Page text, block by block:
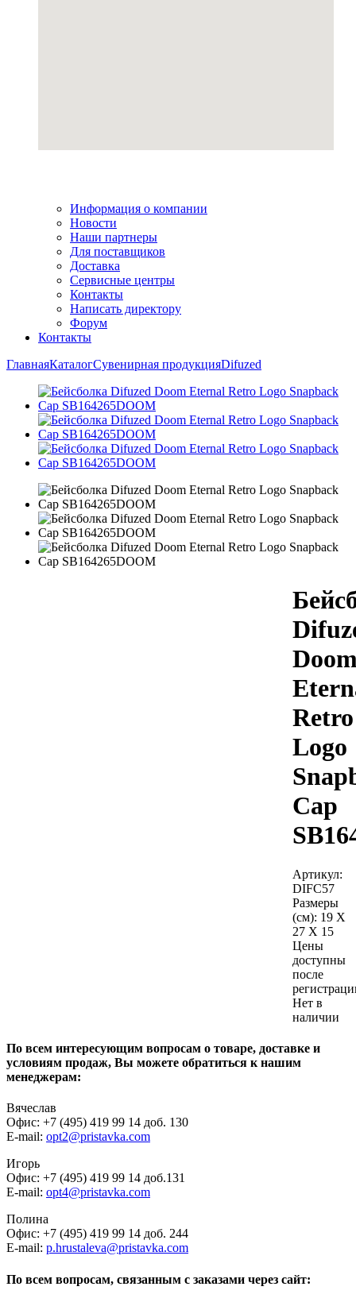
Информация о компании
Новости
Наши партнеры
Для поставщиков
Доставка
Сервисные центры
Контакты
Написать директору
Форум
Контакты
ГлавнаяКаталогСувенирная продукцияDifuzed
Retro
Logo
Cap
Артикул:
DIFC57
Размеры
(см): 19 X
27 X 15
Цены
доступны
после
Нет в
наличии
По всем интересующим вопросам о товаре, доставке и
условиям продаж, Вы можете обратиться к нашим
менеджерам:
Вячеслав
Офис: +7 (495) 419 99 14 доб. 130
E-mail: opt2@pristavka.com
Игорь
Офис: +7 (495) 419 99 14 доб.131
E-mail: opt4@pristavka.com
Полина
Офис: +7 (495) 419 99 14 доб. 244
E-mail: p.hrustaleva@pristavka.com
По всем вопросам, связанным с заказами через сайт: